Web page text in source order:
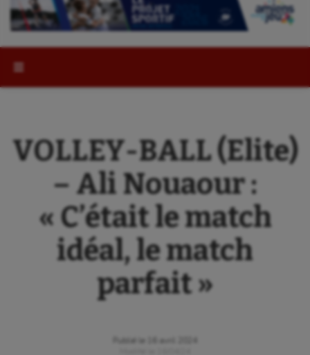
VOLLEY-BALL (Elite)
– Ali Nouaour :
« C’était le match
idéal, le match
parfait »
Publié le
16 avril 2024